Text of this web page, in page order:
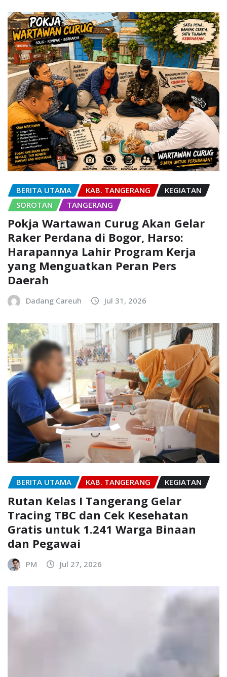
BERITA UTAMA KAB. TANGERANG
KEGIATAN
SOROTAN
TANGERANG
Pokja Wartawan Curug Akan Gelar
Raker Perdana di Bogor, Harso:
Harapannya Lahir Program Kerja
yang Menguatkan Peran Pers
Daerah
Dadang Careuh Jul 31, 2026
BERITA UTAMA KAB. TANGERANG KEGIATAN
Rutan Kelas I Tangerang Gelar
Tracing TBC dan Cek Kesehatan
Gratis untuk 1.241 Warga Binaan
dan Pegawai
PM Jul 27, 2026